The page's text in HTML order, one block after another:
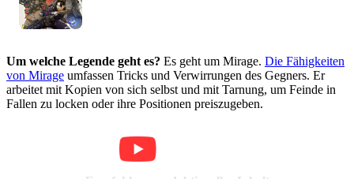
Um welche Legende geht es? Es geht um Mirage. Die Fähigkeiten
von Mirage umfassen Tricks und Verwirrungen des Gegners. Er
arbeitet mit Kopien von sich selbst und mit Tarnung, um Feinde in
Fallen zu locken oder ihre Positionen preiszugeben.